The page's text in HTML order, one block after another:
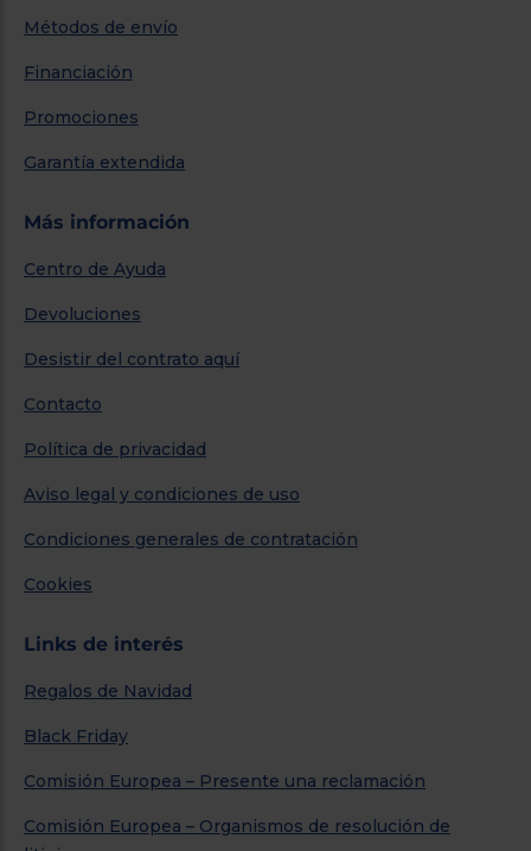
Métodos de envío
Financiación
Promociones
Garantía extendida
Más información
Centro de Ayuda
Devoluciones
Desistir del contrato aquí
Contacto
Política de privacidad
Aviso legal y condiciones de uso
Condiciones generales de contratación
Cookies
Links de interés
Regalos de Navidad
Black Friday
Comisión Europea – Presente una reclamación
Comisión Europea – Organismos de resolución de